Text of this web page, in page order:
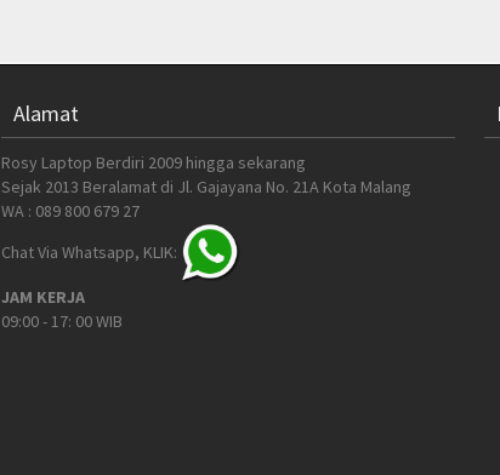
Alamat
Rosy Laptop Berdiri 2009 hingga sekarang
Sejak 2013 Beralamat di Jl. Gajayana No. 21A Kota Malang
WA : 089 800 679 27
Chat Via Whatsapp, KLIK:
JAM KERJA
09:00 - 17: 00 WIB